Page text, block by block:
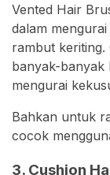
Vented Hair
dalam
rambut keriting.
banyak-banyak
mengurai
Bahkan untuk
cocok
3. Cushion